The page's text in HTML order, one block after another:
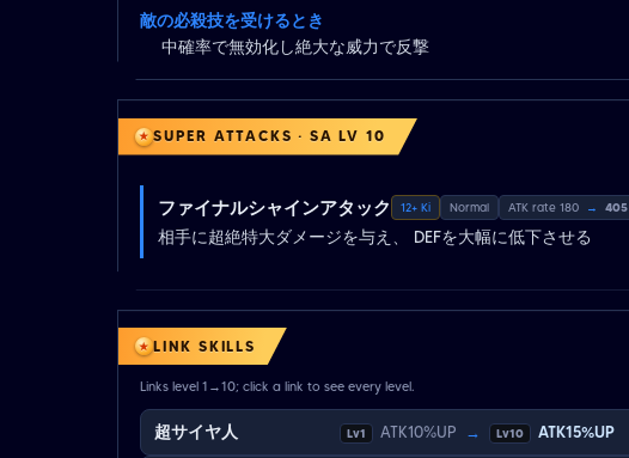
敵の必殺技を受けるとき
中確率で無効化し絶大な威力で反撃
SUPER ATTACKS · SA LV 10
ファイナルシャインアタック 12+ Ki Normal ATK rate 180 → 405
相手に超絶特大ダメージを与え、 DEFを大幅に低下させる
LINK SKILLS
Links level 1→10; click a link to see every level.
超サイヤ人 Lv1 ATK10%UP → Lv10 ATK15%UP